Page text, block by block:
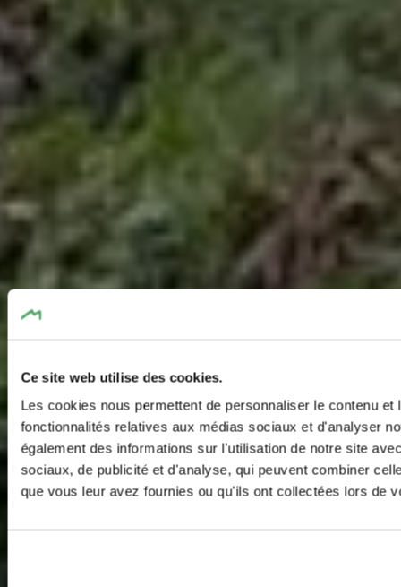
Ce site web utilise des cookies.
Les cookies nous permettent de personnaliser le contenu
fonctionnalités relatives aux médias sociaux et d'analyser
également des informations sur l'utilisation de notre site
sociaux, de publicité et d'analyse, qui peuvent combiner
que vous leur avez fournies ou qu'ils ont collectées lors de